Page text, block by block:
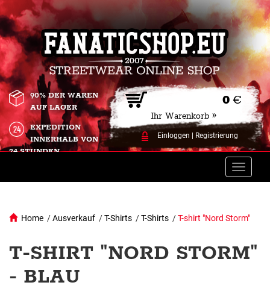
0 €
Ihr Warenkorb »
Einloggen Registrierung
90% DER WAREN
AUF LAGER
EXPEDITION
INNERHALB VON
24 STUNDEN.
Toggle
Home /Ausverkauf /T-Shirts /T-Shirts /T-shirt "Nord Storm"
T-SHIRT "NORD STORM"
- BLAU